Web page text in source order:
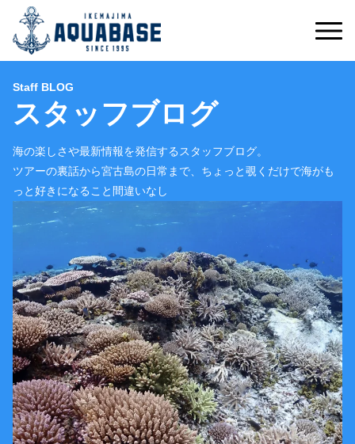
Staff BLOG
スタッフブログ
海の楽しさや最新情報を発信するスタッフブログ。
ツアーの裏話から宮古島の日常まで、ちょっと覗くだけで海がも
っと好きになること間違いなし